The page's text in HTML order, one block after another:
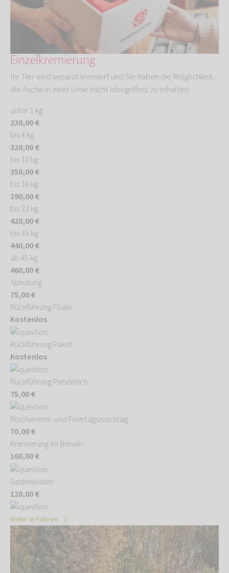
Einzelkremierung
Ihr Tier wird separat kremiert und Sie haben die Möglichkeit,
die Asche in einer Urne (nicht inbegriffen) zu erhalten.
unter 1 kg
230,00 €
bis 4 kg
320,00 €
bis 10 kg
350,00 €
bis 16 kg
390,00 €
bis 22 kg
420,00 €
bis 45 kg
440,00 €
ab 45 kg
460,00 €
Abholung
75,00 €
Rückführung Filiale
Kostenlos
Rückführung Paket
Kostenlos
Rückführung Persönlich
75,00 €
Wochenend- und Feiertagszuschlag
70,00 €
Kremierung im Beisein
160,00 €
Gedenkvideo
120,00 €
Mehr erfahren